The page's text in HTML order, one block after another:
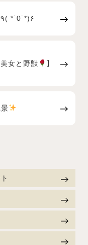
職業体験フェスタ٩( *˙0˙*)۶
女と野獣 】